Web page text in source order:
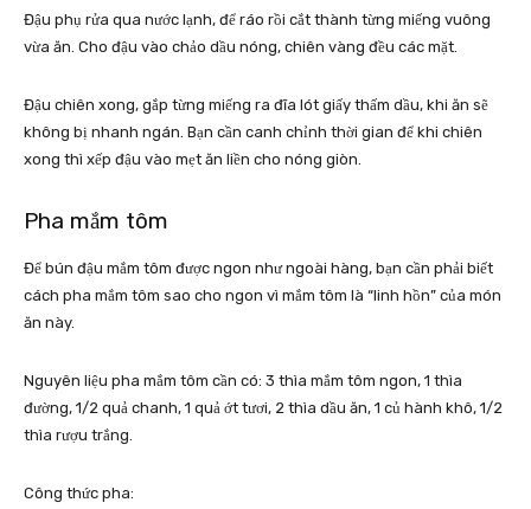
Đậu phụ rửa qua nước lạnh, để ráo rồi cắt thành từng miếng vuông
vừa ăn. Cho đậu vào chảo dầu nóng, chiên vàng đều các mặt.
Đậu chiên xong, gắp từng miếng ra đĩa lót giấy thấm dầu, khi ăn sẽ
không bị nhanh ngán. Bạn cần canh chỉnh thời gian để khi chiên
xong thì xếp đậu vào mẹt ăn liền cho nóng giòn.
Pha mắm tôm
Để bún đậu mắm tôm được ngon như ngoài hàng, bạn cần phải biết
cách pha mắm tôm sao cho ngon vì mắm tôm là “linh hồn” của món
ăn này.
Nguyên liệu pha mắm tôm cần có: 3 thìa mắm tôm ngon, 1 thìa
đường, 1/2 quả chanh, 1 quả ớt tươi, 2 thìa dầu ăn, 1 củ hành khô, 1/2
thìa rượu trắng.
Công thức pha: